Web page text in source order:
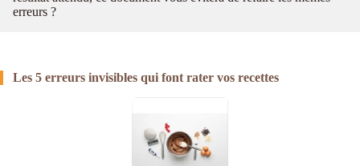
erreurs ?
Les 5 erreurs invisibles qui font rater vos recettes